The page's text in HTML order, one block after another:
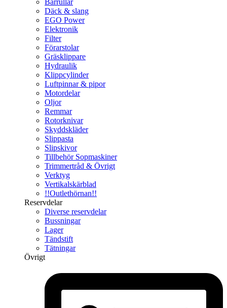
Bärrullar
Däck & slang
EGO Power
Elektronik
Filter
Förarstolar
Gräsklippare
Hydraulik
Klippcylinder
Luftpinnar & pipor
Motordelar
Oljor
Remmar
Rotorknivar
Skyddskläder
Slippasta
Slipskivor
Tillbehör Sopmaskiner
Trimmertråd & Övrigt
Verktyg
Vertikalskärblad
!!Outlethörnan!!
Reservdelar
Diverse reservdelar
Bussningar
Lager
Tändstift
Tätningar
Övrigt